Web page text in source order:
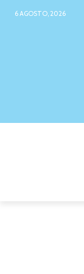
6 AGOSTO, 2026